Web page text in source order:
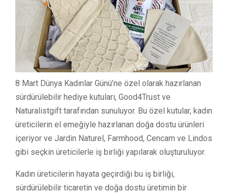
8 Mart Dünya Kadınlar Günü’ne özel olarak hazırlanan
sürdürülebilir hediye kutuları, Good4Trust ve
Naturalistgift tarafından sunuluyor. Bu özel kutular, kadın
üreticilerin el emeğiyle hazırlanan doğa dostu ürünleri
içeriyor ve Jardin Naturel, Farmhood, Cencam ve Lindos
gibi seçkin üreticilerle iş birliği yapılarak oluşturuluyor.
Kadın üreticilerin hayata geçirdiği bu iş birliği,
sürdürülebilir ticaretin ve doğa dostu üretimin bir